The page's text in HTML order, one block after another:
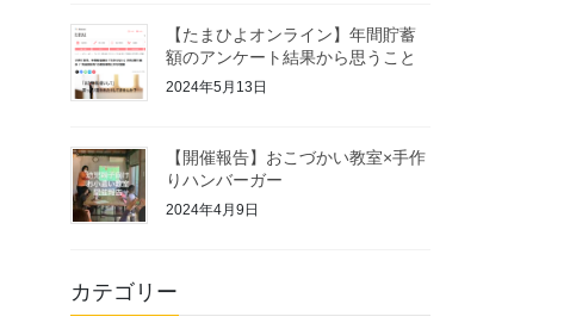
【たまひよオンライン】年間貯蓄
額のアンケート結果から思うこと
2024年5月13日
【開催報告】おこづかい教室×手作
りハンバーガー
2024年4月9日
カテゴリー